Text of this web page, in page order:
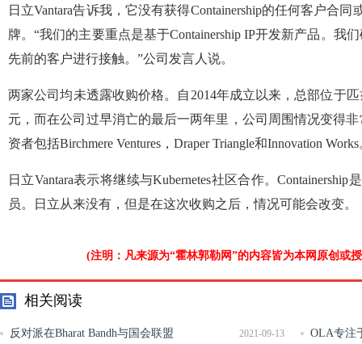
日立Vantara告诉我，它没有获得Containership的任何客户合同
牌。“我们的主要重点是基于Containership IP开发新产品。我
先前的客户进行接触。”公司发言人说。
两家公司均未透露收购价格。自2014年成立以来，总部位于匹
元，而在公司过早消亡的最后一两年里，公司周围情况变得
资者包括Birchmere Ventures，Draper Triangle和Innovation
日立Vantara表示将继续与Kubernetes社区合作。Containership
员。日立从来没有，但是在这次收购之后，情况可能会改变。
(注明：凡来源为“霍林郭勒网”的内容皆为本网原创或
相关阅读
2021-09-13
反对派在Bharat Bandh与国会联盟 OLA专注